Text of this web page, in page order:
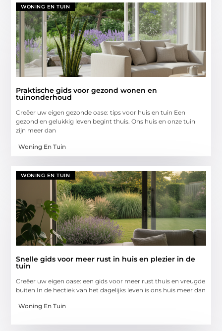
WONING EN TUIN
Praktische gids voor gezond wonen en
tuinonderhoud
Creëer uw eigen gezonde oase: tips voor huis en tuin Een
gezond en gelukkig leven begint thuis. Ons huis en onze tuin
zijn meer dan
Woning En Tuin
WONING EN TUIN
Snelle gids voor meer rust in huis en plezier in de
tuin
Creëer uw eigen oase: een gids voor meer rust thuis en vreugde
buiten In de hectiek van het dagelijks leven is ons huis meer dan
Woning En Tuin